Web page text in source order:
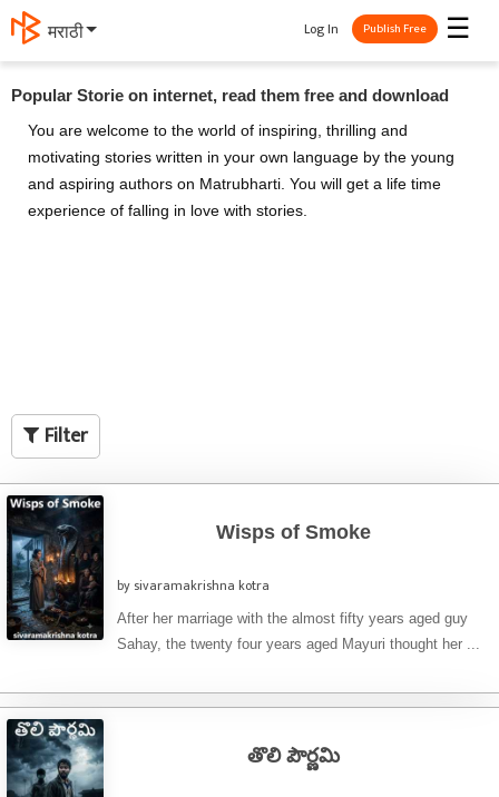
मराठी ☰
Log In Publish Free
Popular Storie on internet, read them free and download
You are welcome to the world of inspiring, thrilling and
motivating stories written in your own language by the young
and aspiring authors on Matrubharti. You will get a life time
experience of falling in love with stories.
Filter
Wisps of Smoke
by sivaramakrishna kotra
After her marriage with the almost fifty years aged guy
Sahay, the twenty four years aged Mayuri thought her ...
తొలి పౌర్ణమి